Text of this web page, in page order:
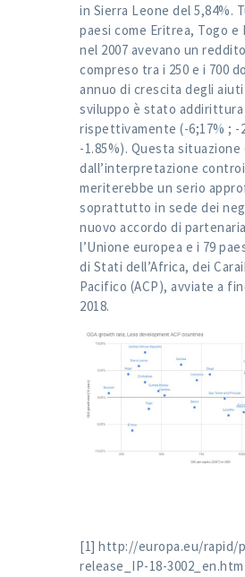
in Sierra Leone del 5,84%.
paesi come Eritrea, Togo e
nel 2007 avevano un
compreso tra i 250 e i 700
annuo di crescita degli
sviluppo è stato
rispettivamente (-6;17% ; -
-1.85%). Questa situazione
dall’interpretazione
meriterebbe un serio
soprattutto in sede dei
nuovo accordo di
l’Unione europea e i 79
di Stati dell’Africa, dei
Pacifico (ACP), avviate a
2018.
[1] http://europa.eu/rapid/
release_IP-18-3002_en.htm